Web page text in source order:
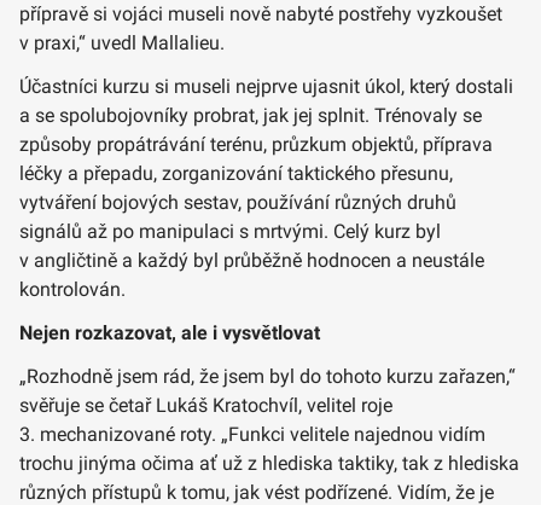
přípravě si vojáci museli nově nabyté postřehy vyzkoušet
v praxi,“ uvedl Mallalieu.
Účastníci kurzu si museli nejprve ujasnit úkol, který dostali
a se spolubojovníky probrat, jak jej splnit. Trénovaly se
způsoby propátrávání terénu, průzkum objektů, příprava
léčky a přepadu, zorganizování taktického přesunu,
vytváření bojových sestav, používání různých druhů
signálů až po manipulaci s mrtvými. Celý kurz byl
v angličtině a každý byl průběžně hodnocen a neustále
kontrolován.
Nejen rozkazovat, ale i vysvětlovat
„Rozhodně jsem rád, že jsem byl do tohoto kurzu zařazen,“
svěřuje se četař Lukáš Kratochvíl, velitel roje
3. mechanizované roty. „Funkci velitele najednou vidím
trochu jinýma očima ať už z hlediska taktiky, tak z hlediska
různých přístupů k tomu, jak vést podřízené. Vidím, že je